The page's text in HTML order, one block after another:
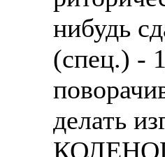
нибудь
(спец.) -
делать